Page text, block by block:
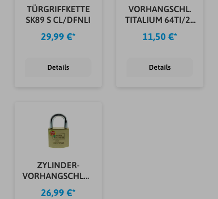
TÜRGRIFFKETTE
SK89 S CL/DFNLI
29,99 €*
Details
VORHANGSCHL.
TITALIUM 64TI/20
TWINS B/SB
11,50 €*
Details
ZYLINDER-
VORHANGSCHLOS
S D 600 40 SB
26,99 €*